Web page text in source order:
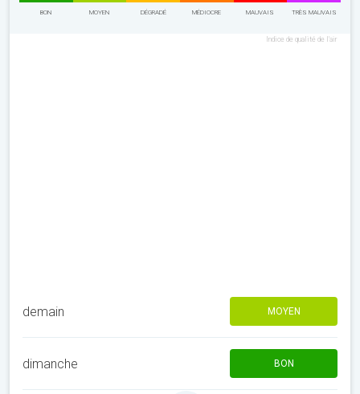
BON MOYEN DÉGRADÉ MÉDIOCRE MAUVAIS TRÈS MAUVAIS
Indice de qualité de l'air
demain MOYEN
dimanche BON